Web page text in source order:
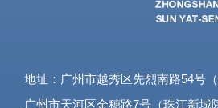
地址：广州市越秀区先烈南路54号（
广州市天河区金穗路7号（珠江新城